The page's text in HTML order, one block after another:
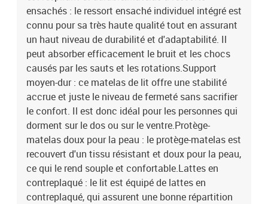
ensachés : le ressort ensaché individuel intégré est
connu pour sa très haute qualité tout en assurant
un haut niveau de durabilité et d'adaptabilité. Il
peut absorber efficacement le bruit et les chocs
causés par les sauts et les rotations.Support
moyen-dur : ce matelas de lit offre une stabilité
accrue et juste le niveau de fermeté sans sacrifier
le confort. Il est donc idéal pour les personnes qui
dorment sur le dos ou sur le ventre.Protège-
matelas doux pour la peau : le protège-matelas est
recouvert d'un tissu résistant et doux pour la peau,
ce qui le rend souple et confortable.Lattes en
contreplaqué : le lit est équipé de lattes en
contreplaqué, qui assurent une bonne répartition